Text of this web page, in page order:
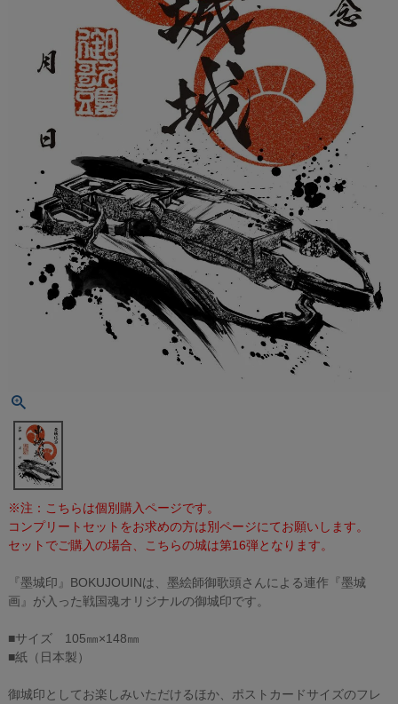
※注：こちらは個別購入ページです。
コンプリートセットをお求めの方は別ページにてお願いします。
セットでご購入の場合、こちらの城は第16弾となります。
『墨城印』BOKUJOUINは、墨絵師御歌頭さんによる連作『墨城
画』が入った戦国魂オリジナルの御城印です。
■サイズ 105㎜×148㎜
■紙（日本製）
御城印としてお楽しみいただけるほか、ポストカードサイズのフレ